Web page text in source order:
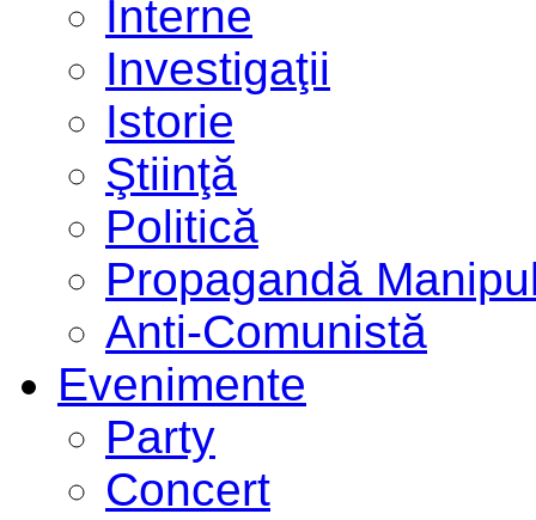
Interne
Investigaţii
Istorie
Ştiinţă
Politică
Propagandă
Anti-Comunistă
Evenimente
Party
Concert